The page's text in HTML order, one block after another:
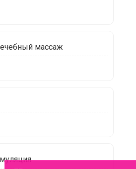
массаж